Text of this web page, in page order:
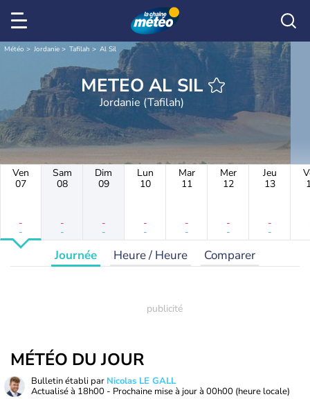
Météo Jordanie Tafilah Al Sil
METEO AL SIL
Jordanie (Tafilah)
Ven
07
-
-
Sam
08
-
-
Dim
09
-
-
Lun
10
-
-
Mar
11
-
-
Mer
12
-
-
Jeu
13
-
-
Journée Heure / Heure Comparer
MÉTÉO DU JOUR
Bulletin établi par Nicolas LE GALL
Actualisé à 18h00 - Prochaine mise à jour à 00h00 (heure locale)